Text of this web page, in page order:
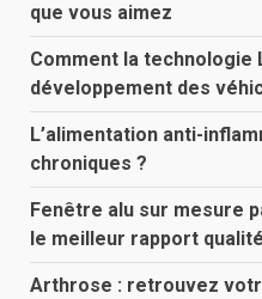
que vous aimez
Comment la technologie
développement des
L’alimentation anti-
chroniques ?
Fenêtre alu sur mesure
le meilleur rapport
Arthrose : retrouvez